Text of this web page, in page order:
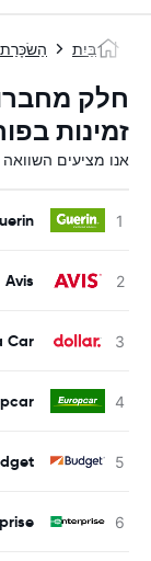
בַּיִת
חלק
זמינות
אנו מציעים
Avis
Car